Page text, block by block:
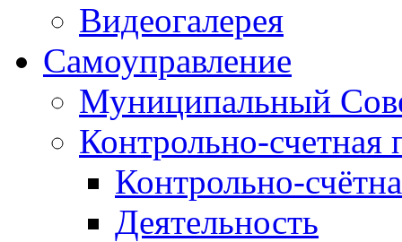
Видеогалерея
Самоуправление
Муниципальный
Контрольно-счетная
Контрольно-
Деятельность